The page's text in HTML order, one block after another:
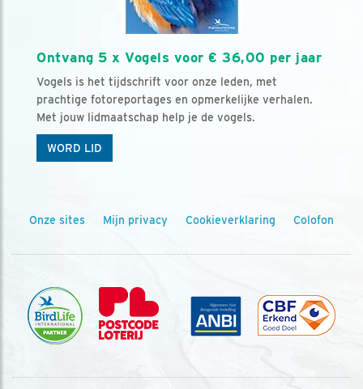
Ontvang 5 x Vogels voor € 36,00 per jaar
Vogels is het tijdschrift voor onze leden, met
prachtige fotoreportages en opmerkelijke verhalen.
Met jouw lidmaatschap help je de vogels.
WORD LID
Onze sites Mijn privacy Cookieverklaring Colofon